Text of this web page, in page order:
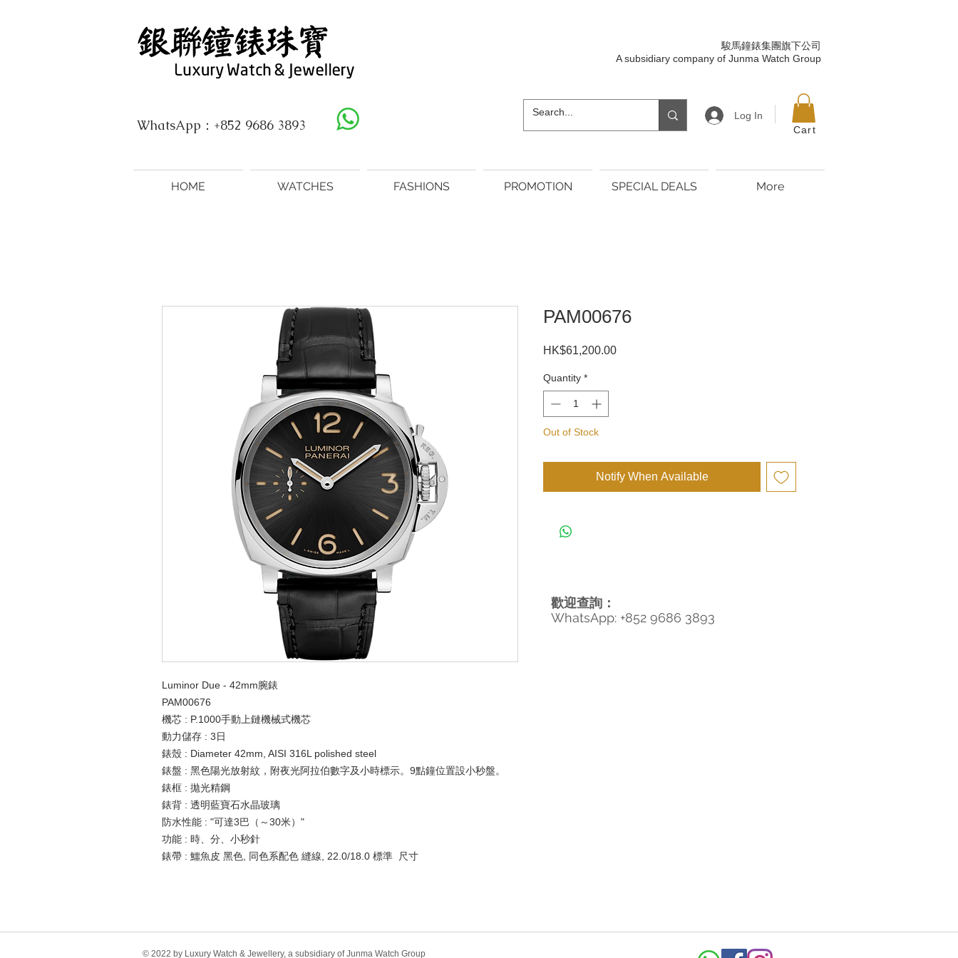
WhatsApp：+852 9686 3893
駿馬鐘錶集團旗下公司
A subsidiary company of Junma Watch Group
Log In
Cart
HOME WATCHES FASHIONS PROMOTION SPECIAL DEALS More
Luminor Due - 42mm腕錶
PAM00676
機芯 : P.1000手動上鏈機械式機芯
動力儲存 : 3日
錶殼 : Diameter 42mm, AISI 316L polished steel
錶盤 : 黑色陽光放射紋，附夜光阿拉伯數字及小時標示。9點鐘位置設小秒盤。
錶框 : 拋光精鋼
錶背 : 透明藍寶石水晶玻璃
防水性能 : "可達3巴（～30米）"
功能 : 時、分、小秒針
錶帶 : 鱷魚皮 黑色, 同色系配色 縫線, 22.0/18.0 標準 尺寸
PAM00676
HK$61,200.00Price
Quantity *
Out of Stock
Notify When Available
歡迎查詢：
WhatsApp: +852 9686 3893
© 2022 by Luxury Watch & Jewellery, a subsidiary of Junma Watch Group